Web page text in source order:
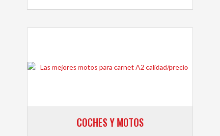
COCHES Y MOTOS